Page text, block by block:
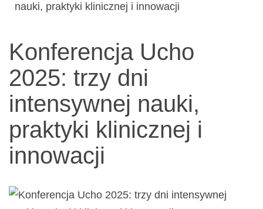
rehabilitacji
schorzeń
narządów
zmysłów
nauki, praktyki klinicznej i innowacji
Konferencja Ucho
2025: trzy dni
intensywnej nauki,
praktyki klinicznej i
innowacji